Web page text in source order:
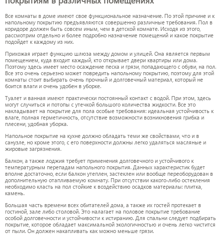
Все комнаты в доме имеют свое функциональное назначение. По этой причине и к
напольному покрытию предъявляются совершенно различные требования. Пол в
коридоре должен быть совсем иным, чем в детской комнате. Исходя из этого,
рассмотрим отдельно и более подробно назначение помещений и какое покрытие
подойдет к каждому из них.
Прихожая играет функцию шлюза между домом и улицей. Она является первым
помещением, куда входит каждый, кто открывает двери квартиры или дома.
Поэтому здесь имеет место осаждение песка и грязи, попадающего с обуви, на пол.
Все это очень серьезно может повредить напольному покрытию, поэтому для этой
комнаты стоит выбирать очень прочный и долговечный материал, который не
боится влаги и очень удобен в уборке.
Туалет и ванная имеют практически постоянный контакт с водой. При этом, здесь
могут случиться и потопы с утечкой большого количества жидкости. Все это
накладывает на покрытие для пола особые требования: идеальная устойчивость к
влаге, полная герметичность, отсутствие возможности возникновения грибка и
плесени, удобная уборка.
Напольное покрытие на кухне должно обладать теми же свойствами, что и в
санузле, но кроме этого, с его поверхности должны легко удаляться масляные и
жировые загрязнения.
Балкон, а также лоджия требует применения долговечного и устойчивого к
температурным перепадам напольного покрытия. Данных характеристик будет
вполне достаточно, если балкон утеплен, застеклен или вообще переоборудован в
дополнительную отапливаемую комнату. При отсутствии какого-либо остекления
необходимо класть на пол стойкие к воздействию осадков материалы: плитка,
камень.
Большая часть времени всех обитателей дома, а также их гостей протекает в
гостиной, зале либо столовой. Это налагает на половое покрытие требование
особой долговечности и устойчивости к истиранию. Для спальни следует подбирать
покрытие, которое обладает максимальной экологичностью и очень легко чистится
от пыли. Он должен накапливать как можно меньше грязи.